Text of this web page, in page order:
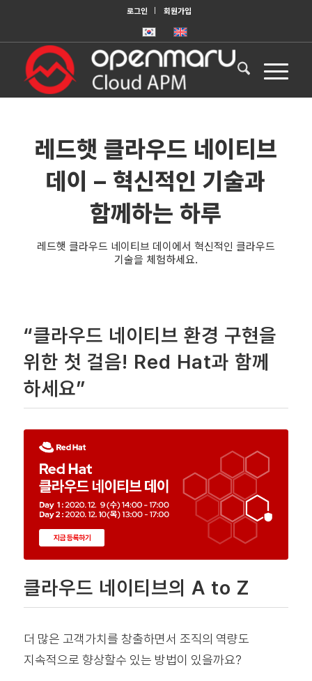
로그인 회원가입
레드햇 클라우드 네이티브
데이 – 혁신적인 기술과
함께하는 하루
레드햇 클라우드 네이티브 데이에서 혁신적인 클라우드
기술을 체험하세요.
“클라우드 네이티브 환경 구현을
위한 첫 걸음! Red Hat과 함께
하세요”
클라우드 네이티브의 A to Z
더 많은 고객가치를 창출하면서 조직의 역량도
지속적으로 향상할수 있는 방법이 있을까요?